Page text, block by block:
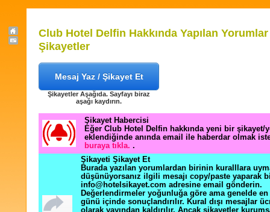
Club Hotel Delfin Hakkında Yapılan
Şikayetler
Mesaj Yaz / Şikayet Et
Şikayetler Aşağıda. Sayfayı biraz
aşağı kaydırın.
Şikayet Habercisi
Eğer Club Hotel Delfin hakkında yeni bir şikayet/
eklendiğinde anında email ile haberdar olmak
buraya tıkla. .
Şikayeti Şikayet Et
Burada yazılan yorumlardan birinin kuralllara
düşünüyorsanız ilgili mesajı copy/paste yaparak
info@hotelsikayet.com adresine email gönderin.
Değerlendirmeler yoğunluğa göre ama genelde
günü içinde sonuçlandırılır. Kural dışı mesajlar
olarak yayından kaldırılır. Ancak şikayetler